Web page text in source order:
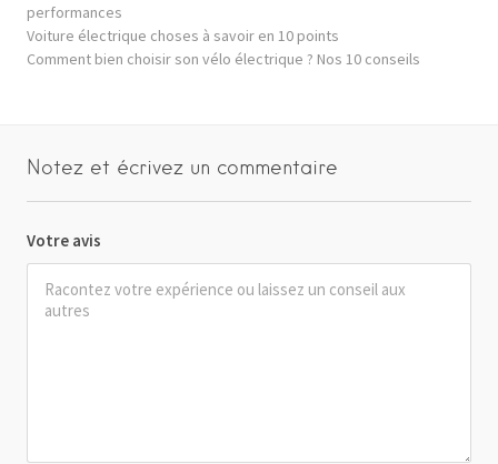
performances
Voiture électrique choses à savoir en 10 points
Comment bien choisir son vélo électrique ? Nos 10 conseils
Notez et écrivez un commentaire
Votre avis